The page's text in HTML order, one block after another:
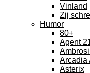
Vinland
Zij
Humor
80+
Agent
Arcadia
Asterix